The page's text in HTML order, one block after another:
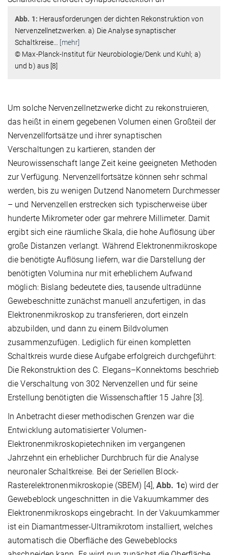
Abb. 1: Herausforderungen der dichten Rekonstruktion von
Nervenzellnetzwerken. a) Die Analyse synaptischer
Schaltkreise… [mehr]
© Max-Planck-Institut für Neurobiologie/Denk und Kuhl; a)
und b) aus [8]
Um solche Nervenzellnetzwerke dicht zu rekonstruieren,
das heißt in einem gegebenen Volumen einen Großteil der
Nervenzellfortsätze und ihrer synaptischen
Verschaltungen zu kartieren, standen der
Neurowissenschaft lange Zeit keine geeigneten Methoden
zur Verfügung. Nervenzellfortsätze können sehr schmal
werden, bis zu wenigen Dutzend Nanometern Durchmesser
– und Nervenzellen erstrecken sich typischerweise über
hunderte Mikrometer oder gar mehrere Millimeter. Damit
ergibt sich eine räumliche Skala, die hohe Auflösung über
große Distanzen verlangt. Während Elektronenmikroskope
die benötigte Auflösung liefern, war die Darstellung der
benötigten Volumina nur mit erheblichem Aufwand
möglich: Bislang bedeutete dies, tausende ultradünne
Gewebeschnitte zunächst manuell anzufertigen, in das
Elektronenmikroskop zu transferieren, dort einzeln
abzubilden, und dann zu einem Bildvolumen
zusammenzufügen. Lediglich für einen kompletten
Schaltkreis wurde diese Aufgabe erfolgreich durchgeführt:
Die Rekonstruktion des C. Elegans–Konnektoms beschrieb
die Verschaltung von 302 Nervenzellen und für seine
Erstellung benötigten die Wissenschaftler 15 Jahre [3].
In Anbetracht dieser methodischen Grenzen war die
Entwicklung automatisierter Volumen-
Elektronenmikroskopietechniken im vergangenen
Jahrzehnt ein erheblicher Durchbruch für die Analyse
neuronaler Schaltkreise. Bei der Seriellen Block-
Rasterelektronenmikroskopie (SBEM) [4],Abb. 1c) wird der
Gewebeblock ungeschnitten in die Vakuumkammer des
Elektronenmikroskops eingebracht. In der Vakuumkammer
ist ein Diamantmesser-Ultramikrotom installiert, welches
automatisch die Oberfläche des Gewebeblocks